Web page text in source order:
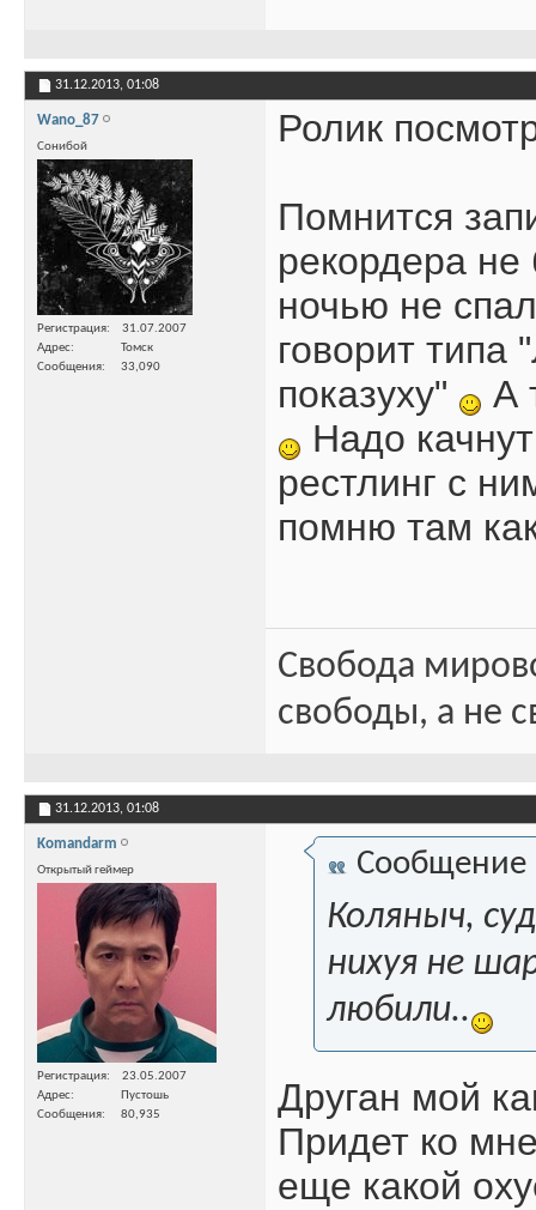
31.12.2013, 01:08
Wano_87
Сонибой
Регистрация
31.07.2007
Адрес
Томск
Сообщения
33,090
Ролик
Помнится
рекордера
ночью не
говорит
показуху"
А
Надо
рестлинг с
помню там
Свобода
свободы, а не
31.12.2013, 01:08
Komandarm
Открытый геймер
Регистрация
23.05.2007
Адрес
Пустошь
Сообщения
80,935
Сообщение
Коляныч,
нихуя не
любили..
Друган мой
Придет ко
еще какой